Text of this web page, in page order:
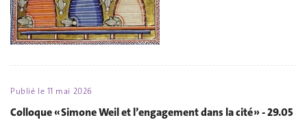
Publié le 11 mai 2026
Colloque « Simone Weil et l’engagement dans la cité » - 29.05